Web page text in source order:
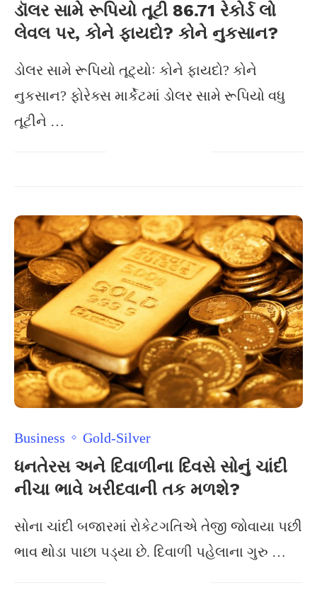
ડૉલર સામે રૂપિયો તૂટી 86.71 રેકોર્ડ લો
લેવલ પર, કોને ફાયદો? કોને નુકસાન?
ડોલર સામે રૂપિયો તૂટ્યોઃ કોને ફાયદો? કોને
નુકસાન? ફોરેક્સ માર્કેટમાં ડોલર સામે રૂપિયો વધુ
તૂટીને …
Business Gold-Silver
ધનતેરસ અને દિવાળીના દિવસે સોનું ચાંદી
નીચા ભાવે ખરીદવાની તક મળશે?
સોના ચાંદી બજારમાં રોકેટગતિએ તેજી જોવાયા પછી
ભાવ થોડા પાછા પડ્યા છે. દિવાળી પહેલાના ગુરુ …